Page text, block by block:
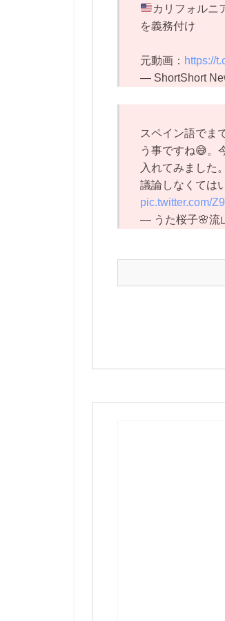
カリフォルニ
を義務付け
元動画： https://
— ShortShort
スペイン語でま
う事ですね😅。
入れてみました
議論しなくては
pic.twitter.com/
— うた桜子🌸流